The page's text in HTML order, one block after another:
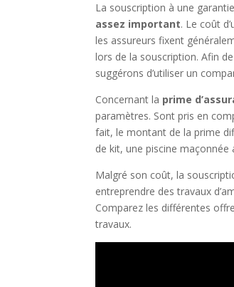
La souscription à une
assez important. Le coût
les assureurs fixent
lors de la souscription. Afin
suggérons d’utiliser un
Concernant la prime
paramètres. Sont pris en
fait, le montant de la prime
de kit, une piscine maçonnée
Malgré son coût, la
entreprendre des travaux
Comparez les différentes
travaux.